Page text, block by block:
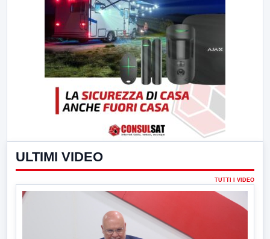
ULTIMI VIDEO
TUTTI I VIDEO